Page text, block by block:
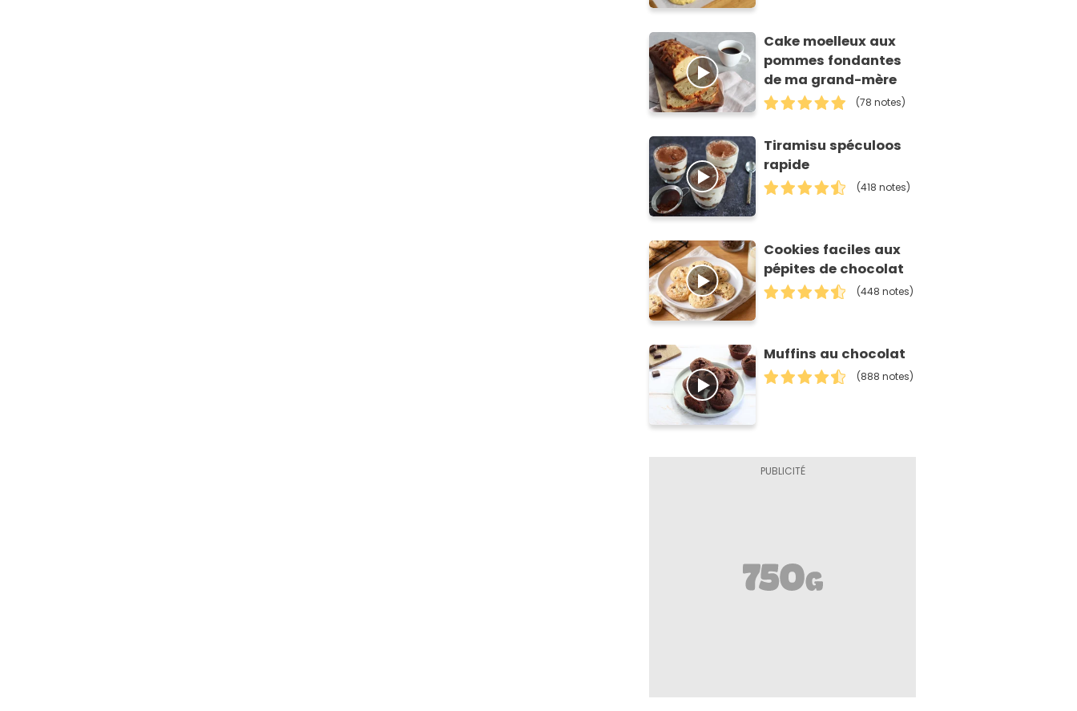
Cake moelleux aux
pommes fondantes
de ma grand-mère
(78 notes)
Tiramisu spéculoos
rapide
(418 notes)
Cookies faciles aux
pépites de chocolat
(448 notes)
Muffins au chocolat
(888 notes)